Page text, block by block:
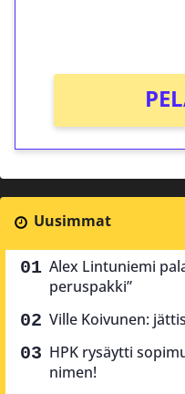
Uusimmat
Alex Lintuniemi
peruspakki”
Ville Koivunen:
HPK rysäytti
nimen!